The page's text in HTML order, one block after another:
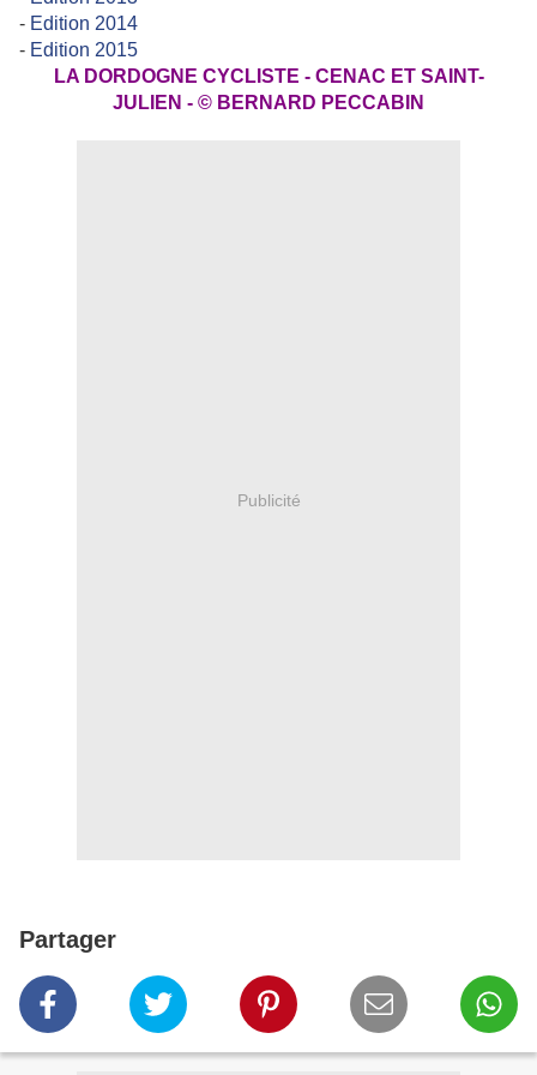
- Edition 2014
- Edition 2015
LA DORDOGNE CYCLISTE - CENAC ET SAINT-
JULIEN - © BERNARD PECCABIN
Publicité
Partager